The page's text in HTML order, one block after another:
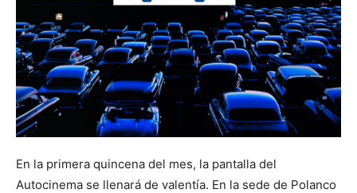
En la primera quincena del mes, la pantalla del
Autocinema se llenará de valentía. En la sede de Polanco